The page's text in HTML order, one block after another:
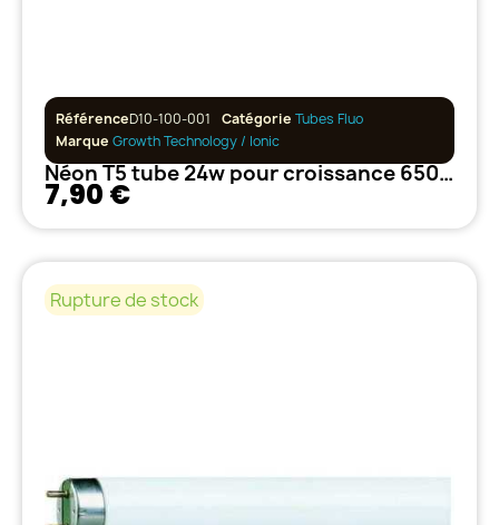
RéférenceD10-100-001 Catégorie Tubes Fluo
Marque Growth Technology / Ionic
Néon T5 tube 24w pour croissance 6500°K
7,90 €
Rupture de stock